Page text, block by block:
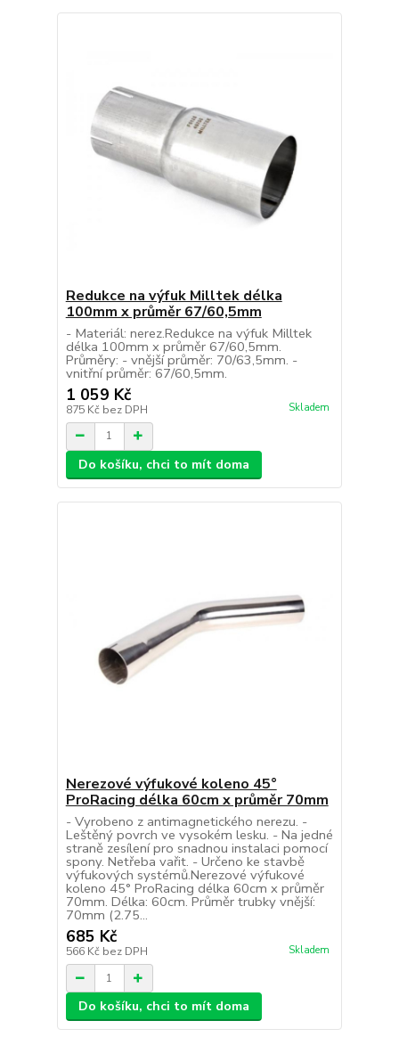
Redukce na výfuk Milltek délka
100mm x průměr 67/60,5mm
- Materiál: nerez.Redukce na výfuk Milltek
délka 100mm x průměr 67/60,5mm.
Průměry: - vnější průměr: 70/63,5mm. -
vnitřní průměr: 67/60,5mm.
1 059 Kč
875 Kč bez DPH Skladem
Do košíku, chci to mít doma
Nerezové výfukové koleno 45°
ProRacing délka 60cm x průměr 70mm
- Vyrobeno z antimagnetického nerezu. -
Leštěný povrch ve vysokém lesku. - Na jedné
straně zesílení pro snadnou instalaci pomocí
spony. Netřeba vařit. - Určeno ke stavbě
výfukových systémů.Nerezové výfukové
koleno 45° ProRacing délka 60cm x průměr
70mm. Délka: 60cm. Průměr trubky vnější:
70mm (2.75...
685 Kč
566 Kč bez DPH Skladem
Do košíku, chci to mít doma